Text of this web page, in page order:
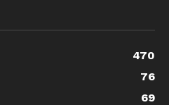
470
76
69